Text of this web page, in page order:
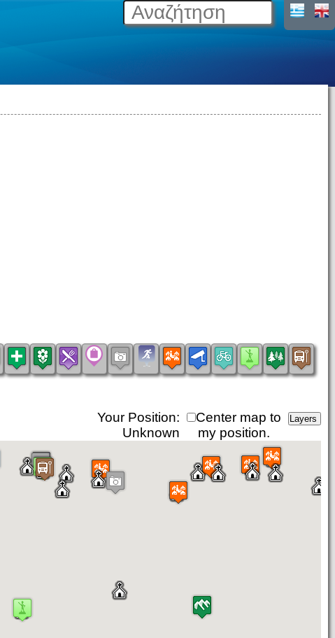
Center map to
my position.
Your Position:
Unknown